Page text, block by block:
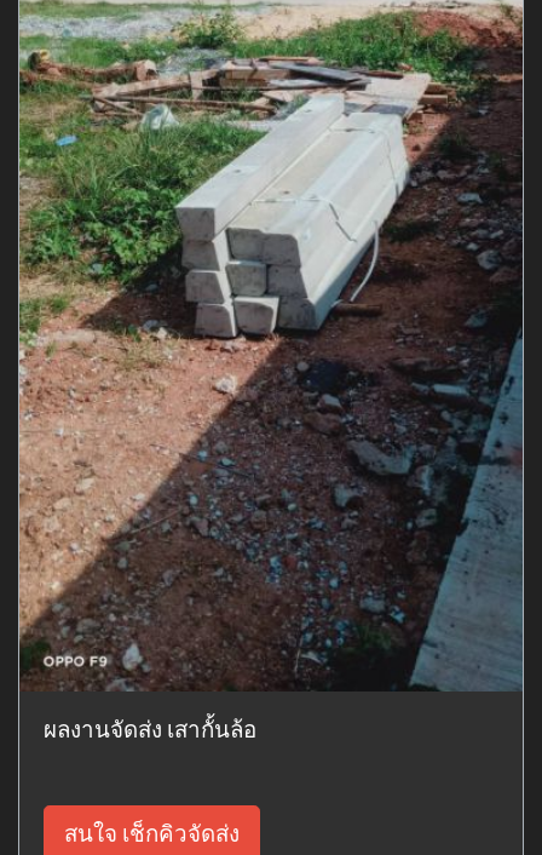
ผลงานจัดส่ง เสากั้นล้อ
สนใจ เช็กคิวจัดส่ง